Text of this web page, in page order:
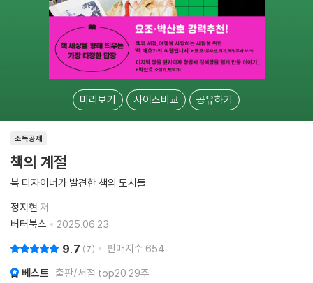
미리보기 사이즈비교 공유하기
소득공제
책의 계절
북 디자이너가 발견한 책의 도시들
정지현 저
버터북스
2025.06.23.
9.7 7 판매지수 654
베스트 출판/서점 top20 29주